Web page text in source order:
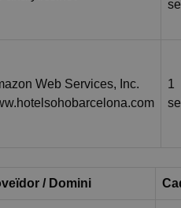
Web Services, Inc.
1
/ Domini